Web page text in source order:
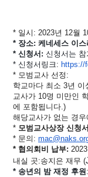
* 일시: 2023년 12월
* 장소: 케네세스 이
* 신청서: 신청서는
* 신청서링크: https://
* 모범교사 선정:
학교마다 최소 3년
교사가 10명 미만인
에 포함됩니다.)
해당교사가 없는 경
* 모범교사상장 신청
* 문의:
* 협의회비 납부:
내실 곳:송지은 재무 (
* 송년의 밤 재정 후원